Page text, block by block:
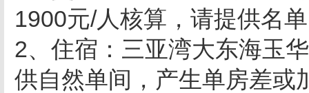
1900元/人核算，请提供名
2、住宿：三亚湾大东海玉
供自然单间，产生单房差或